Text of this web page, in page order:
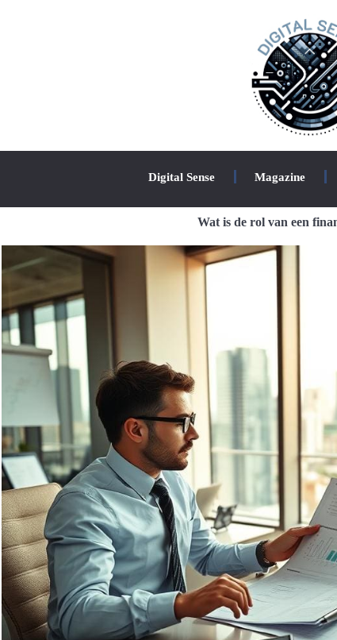
Digital Sense Magazine
Wat is de rol van een